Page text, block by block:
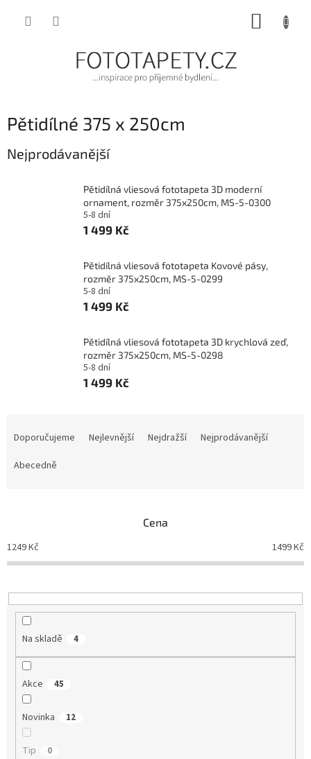
Pětidílné 375 x 250cm
Nejprodávanější
Pětidílná vliesová fototapeta 3D moderní
ornament, rozměr 375x250cm, MS-5-0300
5-8 dní
1 499 Kč
Pětidílná vliesová fototapeta Kovové pásy,
rozměr 375x250cm, MS-5-0299
5-8 dní
1 499 Kč
Pětidílná vliesová fototapeta 3D krychlová zeď,
rozměr 375x250cm, MS-5-0298
5-8 dní
1 499 Kč
o
d
k
t
Doporučujeme Nejlevnější Nejdražší
Nejprodávanější
Abecedně
Cena
1249Kč 1499Kč
Na skladě 4
Akce 45
Novinka 12
Tip 0